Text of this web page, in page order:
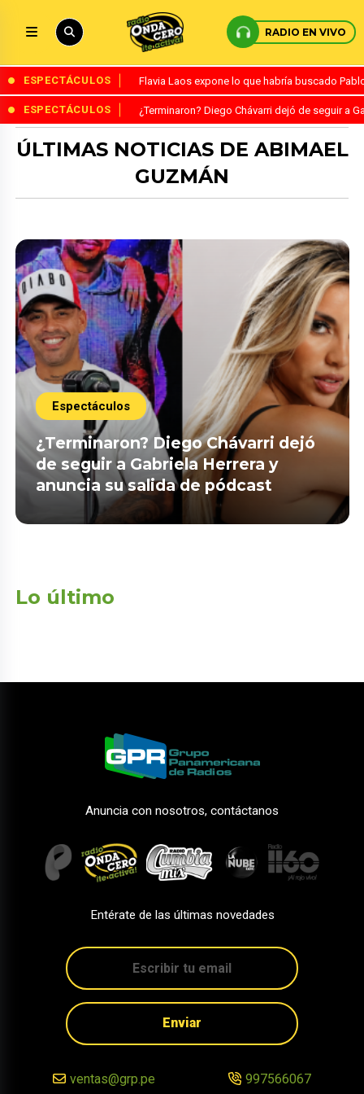
RADIO EN VIVO
ESPECTÁCULOS Flavia Laos expone lo que habría buscado
ESPECTÁCULOS ¿Terminaron? Diego Chávarri dejó de seguir a
ÚLTIMAS NOTICIAS DE ABIMAEL
GUZMÁN
Espectáculos
¿Terminaron? Diego Chávarri dejó
de seguir a Gabriela Herrera y
anuncia su salida de pódcast
Lo último
Anuncia con nosotros, contáctanos
Entérate de las últimas novedades
Enviar
ventas@grp.pe 997566067